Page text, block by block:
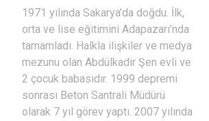
1971 yılında Sakarya’da doğdu. İlk,
orta ve lise eğitimini Adapazarı’nda
tamamladı. Halkla ilişkiler ve medya
mezunu olan Abdülkadir Şen evli ve
2 çocuk babasıdır. 1999 depremi
sonrası Beton Santrali Müdürü
olarak 7 yıl görev yaptı. 2007 yılında